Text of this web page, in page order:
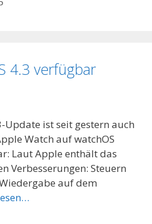
4.3 verfügbar
Update ist seit gestern auch
Watch auf watchOS
Laut Apple enthält das
Verbesserungen: Steuern
auf dem